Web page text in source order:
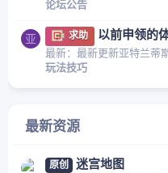
论坛公告
亚 求助 以前申领的
最新：最新更新亚特兰蒂
玩法技巧
最新资源
原创 迷宫地图